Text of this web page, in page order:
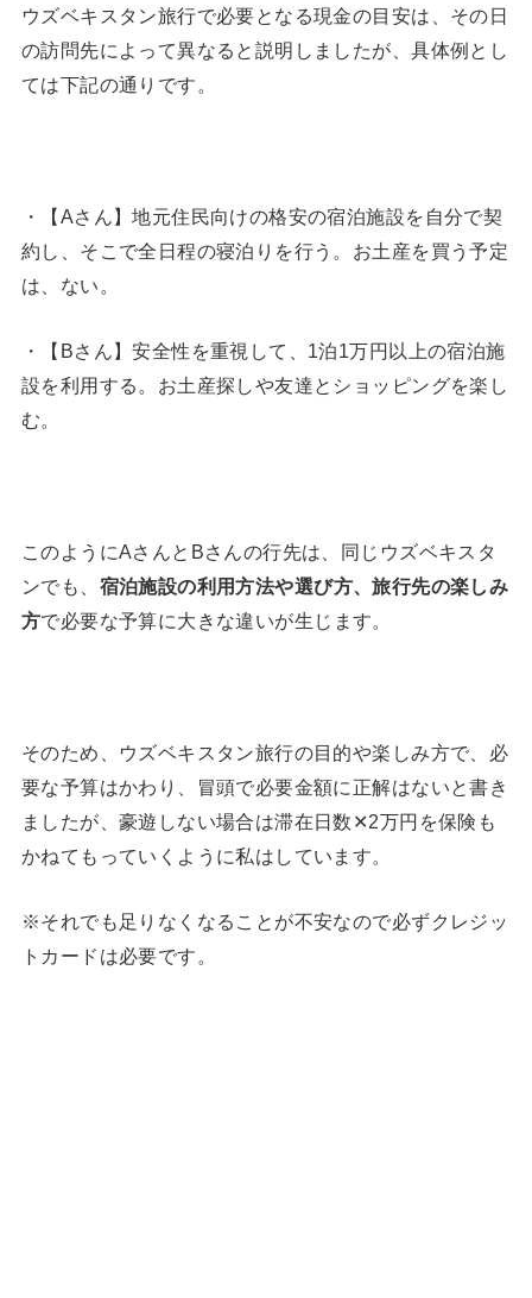
ウズベキスタン旅行で必要となる現金の目安は、その日
の訪問先によって異なると説明しましたが、具体例とし
ては下記の通りです。
・【Aさん】地元住民向けの格安の宿泊施設を自分で契
約し、そこで全日程の寝泊りを行う。お土産を買う予定
は、ない。
・【Bさん】安全性を重視して、1泊1万円以上の宿泊施
設を利用する。お土産探しや友達とショッピングを楽し
む。
このようにAさんとBさんの行先は、同じウズベキスタ
ンでも、 宿泊施設の利用方法や選び方、旅行先の楽しみ
方で必要な予算に大きな違いが生じます。
そのため、ウズベキスタン旅行の目的や楽しみ方で、必
要な予算はかわり、冒頭で必要金額に正解はないと書き
ましたが、豪遊しない場合は滞在日数✕2万円を保険も
かねてもっていくように私はしています。
※それでも足りなくなることが不安なので必ずクレジッ
トカードは必要です。